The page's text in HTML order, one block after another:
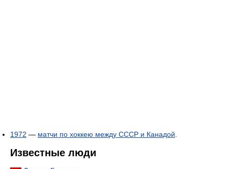
1972 — матчи по хоккею между СССР и Канадой
Известные люди